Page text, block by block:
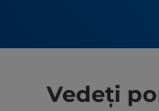
Vedeți